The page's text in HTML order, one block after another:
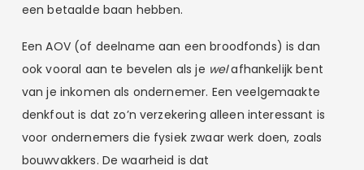
een betaalde baan hebben.
Een AOV (of deelname aan een broodfonds) is dan
ook vooral aan te bevelen als je welafhankelijk bent
van je inkomen als ondernemer. Een veelgemaakte
denkfout is dat zo’n verzekering alleen interessant is
voor ondernemers die fysiek zwaar werk doen, zoals
bouwvakkers. De waarheid is dat